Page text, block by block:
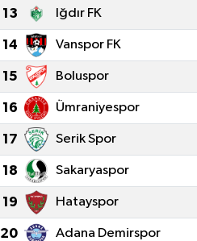
13 Iğdır FK
14 Vanspor FK
15 Boluspor
16 Ümraniyespor
17 Serik Spor
18 Sakaryaspor
19 Hatayspor
20 Adana Demirspor